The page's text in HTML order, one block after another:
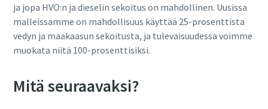
ja jopa HVO:n ja dieselin sekoitus on mahdollinen. Uusissa
malleissamme on mahdollisuus käyttää 25-prosenttista
vedyn ja maakaasun sekoitusta, ja tulevaisuudessa voimme
muokata niitä 100-prosenttisiksi.
Mitä seuraavaksi?